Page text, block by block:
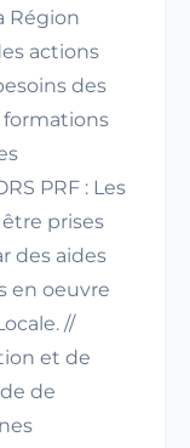
Région
actions
des
formations
PRF : Les
prises
des aides
en oeuvre
//
et de
de